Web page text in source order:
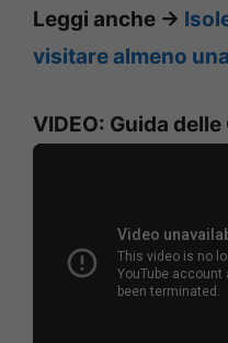
Leggi anche ->
visitare almeno
VIDEO: Guida